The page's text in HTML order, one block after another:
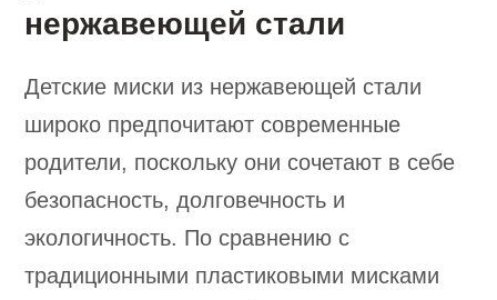
нержавеющей стали
Детские миски из нержавеющей стали
широко предпочитают современные
родители, поскольку они сочетают в себе
безопасность, долговечность и
экологичность. По сравнению с
традиционными пластиковыми мисками